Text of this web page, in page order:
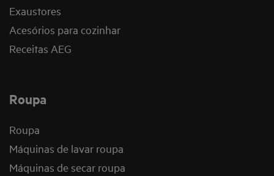
Exaustores
Acesórios para cozinhar
Receitas AEG
Roupa
Roupa
Máquinas de lavar roupa
Máquinas de secar roupa